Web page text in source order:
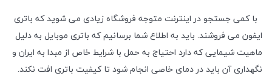
با کمی جستجو در اینترنت متوجه فروشگاه زیادی می شوید که باتری
ایفون می فروشند. باید به اطلاع شما برسانیم که باتری موبایل به دلیل
ماهیت شیمایی که دارد احتیاج به حمل با شرایط خاص از مبدا به ایران و
نگهداری آن باید در دمای خاصی انجام شود تا کیفیت باتری افت نکند.